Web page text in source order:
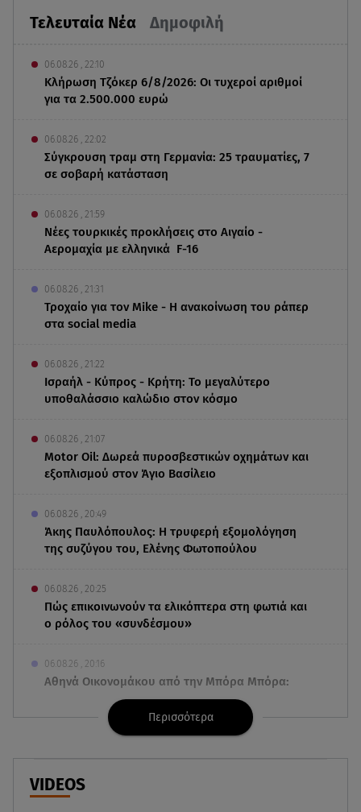
Τελευταία Νέα Δημοφιλή
06.08.26 , 22:10
Κλήρωση Τζόκερ 6/8/2026: Οι τυχεροί αριθμοί
για τα 2.500.000 ευρώ
06.08.26 , 22:02
Σύγκρουση τραμ στη Γερμανία: 25 τραυματίες, 7
σε σοβαρή κατάσταση
06.08.26 , 21:59
Νέες τουρκικές προκλήσεις στο Αιγαίο -
Αερομαχία με ελληνικά F-16
06.08.26 , 21:31
Τροχαίο για τον Mike - Η ανακοίνωση του ράπερ
στα social media
06.08.26 , 21:22
Ισραήλ - Κύπρος - Κρήτη: Το μεγαλύτερο
υποθαλάσσιο καλώδιο στον κόσμο
06.08.26 , 21:07
Motor Oil: Δωρεά πυροσβεστικών οχημάτων και
εξοπλισμού στον Άγιο Βασίλειο
06.08.26 , 20:49
Άκης Παυλόπουλος: Η τρυφερή εξομολόγηση
της συζύγου του, Ελένης Φωτοπούλου
06.08.26 , 20:25
Πώς επικοινωνούν τα ελικόπτερα στη φωτιά και
ο ρόλος του «συνδέσμου»
06.08.26 , 20:16
Αθηνά Οικονομάκου από την Μπόρα Μπόρα:
«Έσκασε όλη η κούραση του χειμώνα»
Σαμοθράκη: Συγκλονιστική διάσωση 15χρονης
Περισσότερα
VIDEOS